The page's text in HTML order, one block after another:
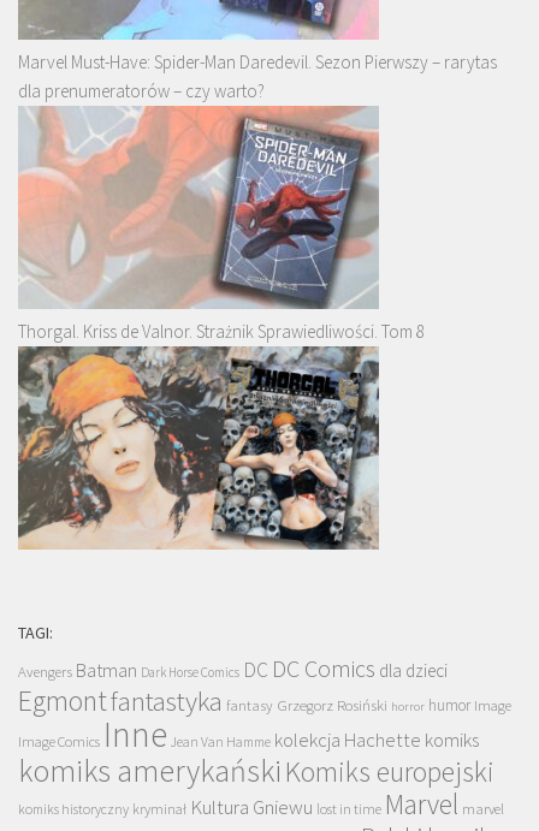
Marvel Must-Have: Spider-Man Daredevil. Sezon Pierwszy – rarytas
dla prenumeratorów – czy warto?
Thorgal. Kriss de Valnor. Strażnik Sprawiedliwości. Tom 8
TAGI:
Avengers Batman Dark Horse Comics DC DC Comics dla dzieci
Egmontfantastyka fantasy Grzegorz Rosiński horror humor Image
Image Comics Inne Jean Van Hamme kolekcja Hachette komiks
komiks amerykański Komiks europejski
komiks historyczny kryminał Kultura Gniewu lost in time Marvel marvel